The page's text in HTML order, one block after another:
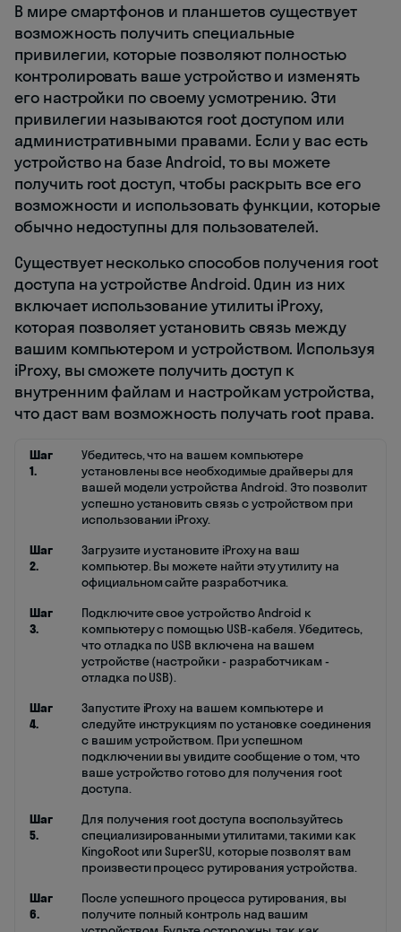
В мире смартфонов и планшетов существует
возможность получить специальные
привилегии, которые позволяют полностью
контролировать ваше устройство и изменять
его настройки по своему усмотрению. Эти
привилегии называются root доступом или
административными правами. Если у вас есть
устройство на базе Android, то вы можете
получить root доступ, чтобы раскрыть все его
возможности и использовать функции, которые
обычно недоступны для пользователей.
Существует несколько способов получения root
доступа на устройстве Android. Один из них
включает использование утилиты iProxy,
которая позволяет установить связь между
вашим компьютером и устройством. Используя
iProxy, вы сможете получить доступ к
внутренним файлам и настройкам устройства,
что даст вам возможность получать root права.
Шаг
1.
Убедитесь, что на вашем компьютере
установлены все необходимые драйверы для
вашей модели устройства Android. Это позволит
успешно установить связь с устройством при
использовании iProxy.
Шаг
2.
Загрузите и установите iProxy на ваш
компьютер. Вы можете найти эту утилиту на
официальном сайте разработчика.
Шаг
3.
Подключите свое устройство Android к
компьютеру с помощью USB-кабеля. Убедитесь,
что отладка по USB включена на вашем
устройстве (настройки - разработчикам -
отладка по USB).
Шаг
4.
Запустите iProxy на вашем компьютере и
следуйте инструкциям по установке соединения
с вашим устройством. При успешном
подключении вы увидите сообщение о том, что
ваше устройство готово для получения root
доступа.
Шаг
5.
Для получения root доступа воспользуйтесь
специализированными утилитами, такими как
KingoRoot или SuperSU, которые позволят вам
произвести процесс рутирования устройства.
Шаг
6.
После успешного процесса рутирования, вы
получите полный контроль над вашим